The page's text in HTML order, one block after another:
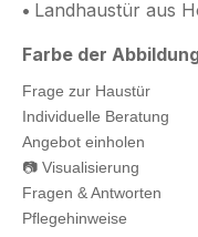
• Landhaustür aus
Farbe der
Frage zur Haustür
Individuelle Beratung
Angebot einholen
📷 Visualisierung
Fragen & Antworten
Pflegehinweise